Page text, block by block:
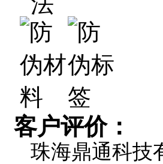
客户评价：
珠海鼎通科技